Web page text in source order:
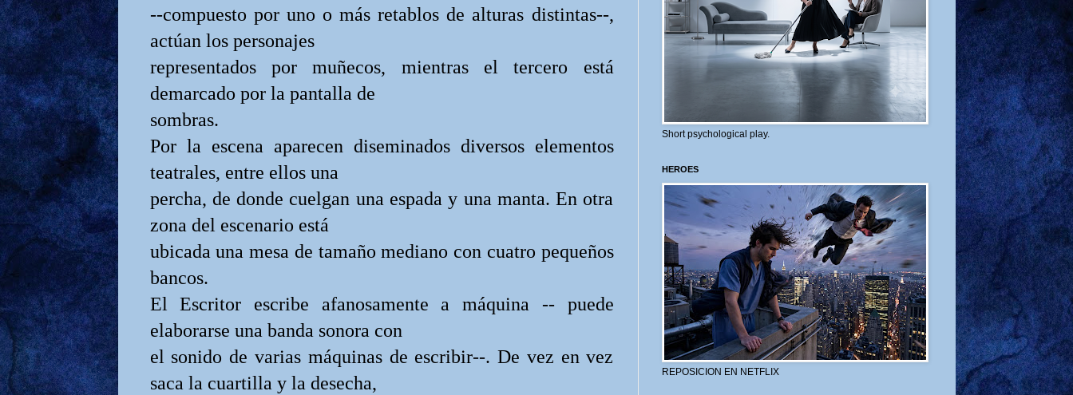
--compuesto por uno o más retablos de alturas distintas--,
actúan los personajes
representados por muñecos, mientras el tercero está
demarcado por la pantalla de
sombras.
Por la escena aparecen diseminados diversos elementos
teatrales, entre ellos una
percha, de donde cuelgan una espada y una manta. En otra
zona del escenario está
ubicada una mesa de tamaño mediano con cuatro pequeños
bancos.
El Escritor escribe afanosamente a máquina -- puede
elaborarse una banda sonora con
el sonido de varias máquinas de escribir--. De vez en vez
saca la cuartilla y la desecha,
Short psychological play.
HEROES
REPOSICION EN NETFLIX